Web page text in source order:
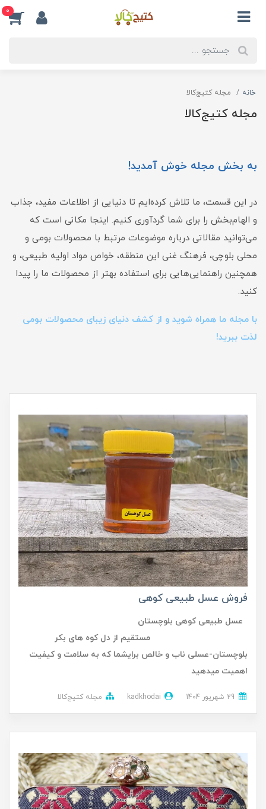
0
خانه مجله کتیج‌کالا
مجله کتیج‌کالا
به بخش مجله خوش آمدید!
در این قسمت، ما تلاش کرده‌ایم تا دنیایی از اطلاعات مفید، جذاب
و الهام‌بخش را برای شما گردآوری کنیم. اینجا مکانی است که
می‌توانید مقالاتی درباره موضوعات مرتبط با محصولات بومی و
محلی بلوچی، فرهنگ غنی این منطقه، خواص مواد اولیه طبیعی، و
همچنین راهنمایی‌هایی برای استفاده بهتر از محصولات ما را پیدا
کنید.
با مجله ما همراه شوید و از کشف دنیای زیبای محصولات بومی
لذت ببرید!
فروش عسل طبیعی کوهی
عسل طبیعی کوهی بلوچستان
مستقیم از دل کوه های بکر
بلوچستان-عسلی ناب و خالص برایشما که به سلامت و کیفیت
اهمیت میدهید
kadkhodai مجله کتیج‌کالا